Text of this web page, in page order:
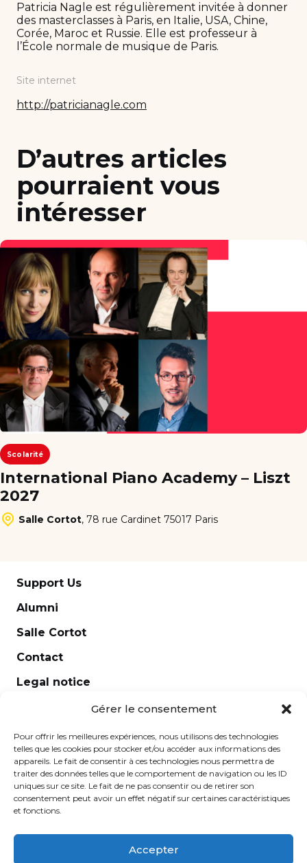
Gérer le consentement
Pour offrir les meilleures expériences, nous utilisons des technologies
telles que les cookies pour stocker et/ou accéder aux informations des
appareils. Le fait de consentir à ces technologies nous permettra de
traiter des données telles que le comportement de navigation ou les ID
uniques sur ce site. Le fait de ne pas consentir ou de retirer son
consentement peut avoir un effet négatif sur certaines caractéristiques
et fonctions.
Accepter
Patricia Nagle est régulièrement invitée à donner
des masterclasses à Paris, en Italie, USA, Chine,
Corée, Maroc et Russie. Elle est professeur à
l’École normale de musique de Paris.
Site internet
http://patricianagle.com
D’autres articles
pourraient vous
intéresser
Scolarité
International Piano Academy – Liszt
2027
Salle Cortot, 78 rue Cardinet 75017 Paris
Support Us
Alumni
Salle Cortot
Contact
Legal notice